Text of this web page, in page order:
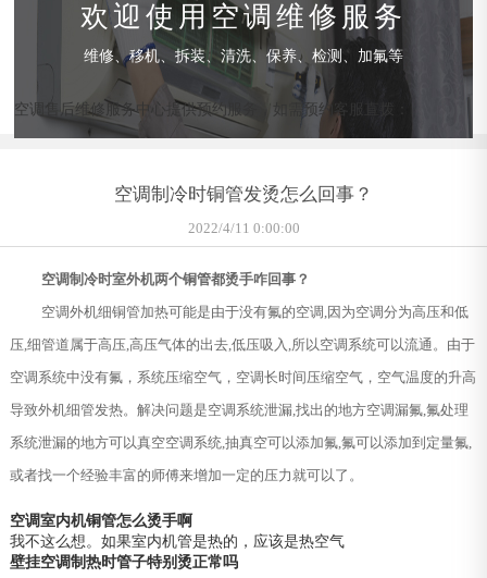
欢迎使用空调维修服务
维修、移机、拆装、清洗、保养、检测、加氟等
空调售后维修服务中心提供预约服务，如需预约客服直拨：
空调制冷时铜管发烫怎么回事？
2022/4/11 0:00:00
空调制冷时室外机两个铜管都烫手咋回事？
空调外机细铜管加热可能是由于没有氟的空调,因为空调分为高压和低
压,细管道属于高压,高压气体的出去,低压吸入,所以空调系统可以流通。由于
空调系统中没有氟，系统压缩空气，空调长时间压缩空气，空气温度的升高
导致外机细管发热。解决问题是空调系统泄漏,找出的地方空调漏氟,氟处理
系统泄漏的地方可以真空空调系统,抽真空可以添加氟,氟可以添加到定量氟,
或者找一个经验丰富的师傅来增加一定的压力就可以了。
空调室内机铜管怎么烫手啊
我不这么想。如果室内机管是热的，应该是热空气
壁挂空调制热时管子特别烫正常吗